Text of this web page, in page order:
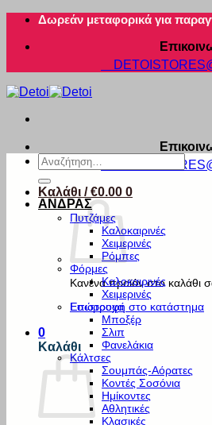
Μετάβαση
περιεχόμενο
Δωρεάν μεταφορικά για
Καλάθι /€0.00 0
Κανένα προϊόν στο καλάθι
Επιστροφή στο κατάστημα
0
Καλάθι
Αναζήτηση
για:
ΑΝΔΡΑΣ
Πυτζάμες
Καλοκαιρινές
Χειμερινές
Ρόμπες
Φόρμες
Καλοκαιρινές
Χειμερινές
Εσώρουχα
Μποξέρ
Σλιπ
Φανελάκια
Κάλτσες
Σουμπάς-Αόρατες
Κοντές Σοσόνια
Ημίκοντες
Αθλητικές
Κλασικές